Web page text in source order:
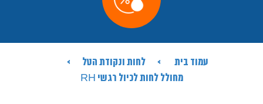
עמוד בית
לחות ונקודת הטל
מחולל לחות לכיול רגשי RH